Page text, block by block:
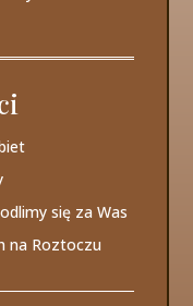
się za Was
na Roztoczu